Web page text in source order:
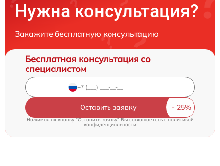
Нужна консультация?
Закажите бесплатную консультацию
Бесплатная консультация со
специалистом
Оставить заявку
Нажимая на кнопку "Оставить заявку" Вы соглашаетесь cполитикой
конфиденциальности